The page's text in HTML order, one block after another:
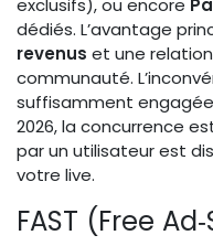
exclusifs), ou encore
dédiés. L’avantage
revenus et une
communauté.
suffisamment engagée
2026, la concurrence
par un utilisateur est
votre live.
FAST (Free